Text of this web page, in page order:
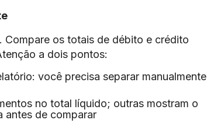
Compare os totais de débito e crédito
a dois pontos:
você precisa separar manualmente
no total líquido; outras mostram o
antes de comparar